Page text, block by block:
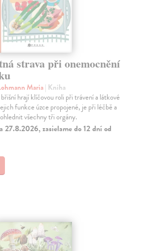
strava při onemocnění
Maria| Kniha
hrají klíčovou roli při trávení a látkové
funkce úzce propojené, je při léčbě a
všechny tři orgány.
27.8.2026, zasielame do 12 dní od